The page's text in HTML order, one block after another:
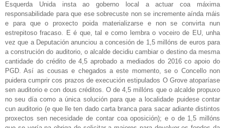
Esquerda Unida insta ao goberno local a actuar coa máxima
responsabilidade para que ese sobrecuste non se incremente aínda máis
e para que o proxecto poida materializarse e non se convirta nun
estrepitoso fracaso. E é que, tal e como lembra o voceiro de EU, unha
vez que a Deputación anunciou a concesión de 1,5 millóns de euros para
a construción do auditorio, o alcalde decidiu cambiar o destino da mesma
cantidade do crédito de 4,5 aprobado a mediados do 2016 co apoio do
PGD. Así as cousas e chegados a este momento, se o Concello non
puidera cumprir cos prazos de execución estipulados O Grove atoparíase
sen auditorio e con dous créditos. O de 4,5 millóns que o alcalde propuxo
no seu día como a única solución para que a localidade puidese contar
cun auditorio (e que lle ten dado carta branca para sacar adiante distintos
proxectos sen necesidade de contar coa oposición); e o de 1,5 millóns